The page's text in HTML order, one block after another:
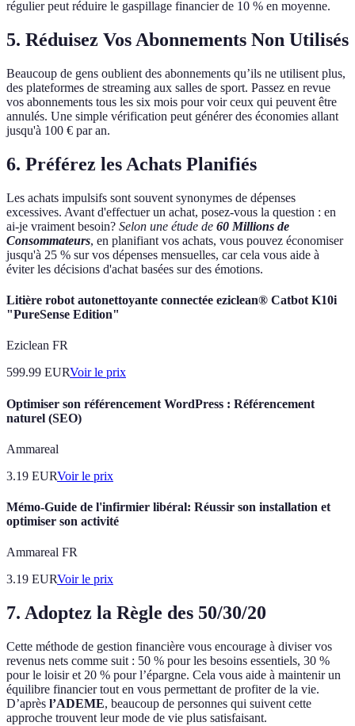
régulier peut réduire le gaspillage financier de 10 % en moyenne.
5. Réduisez Vos Abonnements Non Utilisés
Beaucoup de gens oublient des abonnements qu’ils ne utilisent plus,
des plateformes de streaming aux salles de sport. Passez en revue
vos abonnements tous les six mois pour voir ceux qui peuvent être
annulés. Une simple vérification peut générer des économies allant
jusqu'à 100 € par an.
6. Préférez les Achats Planifiés
Les achats impulsifs sont souvent synonymes de dépenses
excessives. Avant d'effectuer un achat, posez-vous la question : en
ai-je vraiment besoin? Selon une étude de 60 Millions de
Consommateurs, en planifiant vos achats, vous pouvez économiser
jusqu'à 25 % sur vos dépenses mensuelles, car cela vous aide à
éviter les décisions d'achat basées sur des émotions.
Litière robot autonettoyante connectée eziclean® Catbot K10i
"PureSense Edition"
Eziclean FR
599.99 EURVoir le prix
Optimiser son référencement WordPress : Référencement
naturel (SEO)
Ammareal
3.19 EURVoir le prix
Mémo-Guide de l'infirmier libéral: Réussir son installation et
optimiser son activité
Ammareal FR
3.19 EURVoir le prix
7. Adoptez la Règle des 50/30/20
Cette méthode de gestion financière vous encourage à diviser vos
revenus nets comme suit : 50 % pour les besoins essentiels, 30 %
pour le loisir et 20 % pour l’épargne. Cela vous aide à maintenir un
équilibre financier tout en vous permettant de profiter de la vie.
D’après l’ADEME, beaucoup de personnes qui suivent cette
approche trouvent leur mode de vie plus satisfaisant.